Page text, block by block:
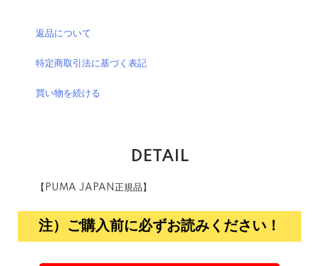
返品について
特定商取引法に基づく表記
買い物を続ける
DETAIL
【PUMA JAPAN正規品】
注）ご購入前に必ずお読みください！